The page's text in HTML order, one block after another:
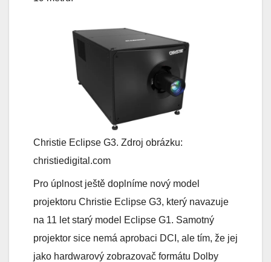
Christie Eclipse G3. Zdroj obrázku:
christiedigital.com
Pro úplnost ještě doplníme nový model
projektoru Christie Eclipse G3, který navazuje
na 11 let starý model Eclipse G1. Samotný
projektor sice nemá aprobaci DCI, ale tím, že jej
jako hardwarový zobrazovač formátu Dolby